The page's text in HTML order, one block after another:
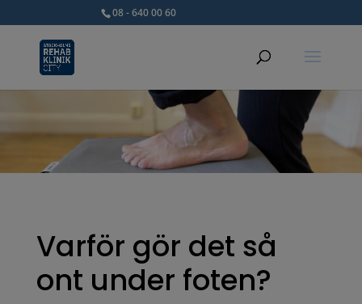
08 - 640 00 60
Varför gör det så
ont under foten?